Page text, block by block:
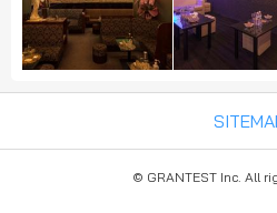
© GRANTEST Inc. All